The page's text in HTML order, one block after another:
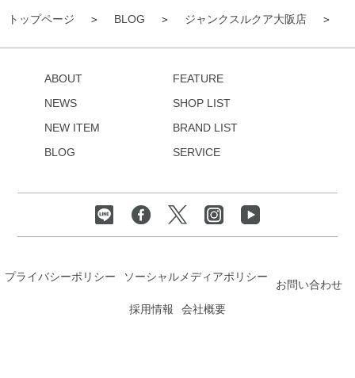
トップページ BLOG ジャンクスルクア大阪店
ABOUT
NEWS
NEW ITEM
BLOG
FEATURE
SHOP LIST
BRAND LIST
SERVICE
プライバシーポリシー ソーシャルメディアポリシー
お問い合わせ
採用情報
会社概要